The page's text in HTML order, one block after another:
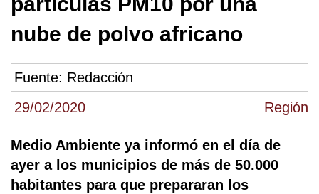
29/02/2020 Región
nube de polvo africano
Fuente: Redacción
Medio Ambiente ya informó en el día de
ayer a los municipios de más de 50.000
habitantes para que prepararan los